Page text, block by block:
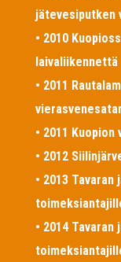
jätevesiputken
• 2010
laivaliikennettä
• 2011
• 2011
• 2012
• 2013
• 2014